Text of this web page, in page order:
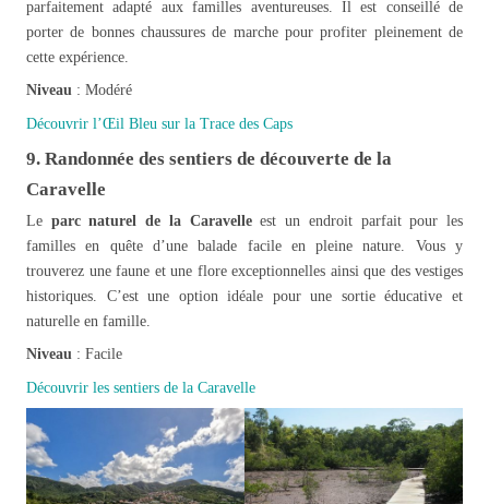
parfaitement adapté aux familles aventureuses. Il est conseillé de
porter de bonnes chaussures de marche pour profiter pleinement de
cette expérience.
Niveau : Modéré
Découvrir l’Œil Bleu sur la Trace des Caps
9. Randonnée des sentiers de découverte de la
Caravelle
Le parc naturel de la Caravelleest un endroit parfait pour les
familles en quête d’une balade facile en pleine nature. Vous y
trouverez une faune et une flore exceptionnelles ainsi que des vestiges
historiques. C’est une option idéale pour une sortie éducative et
naturelle en famille.
Niveau : Facile
Découvrir les sentiers de la Caravelle